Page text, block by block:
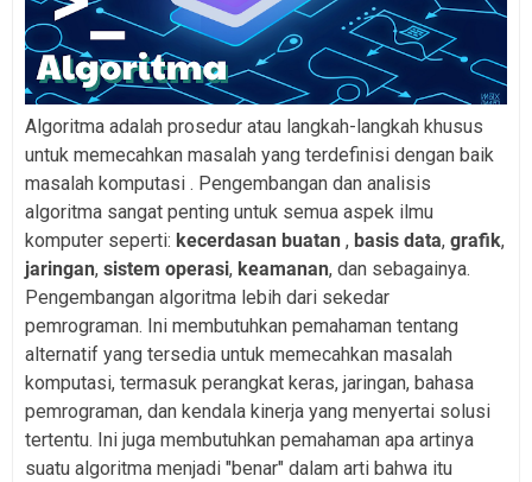
Algoritma adalah prosedur atau langkah-langkah khusus
untuk memecahkan masalah yang terdefinisi dengan baik
masalah komputasi . Pengembangan dan analisis
algoritma sangat penting untuk semua aspek ilmu
komputer seperti: kecerdasan buatan , basis data, grafik,
jaringan, sistem operasi, keamanan, dan sebagainya.
Pengembangan algoritma lebih dari sekedar
pemrograman. Ini membutuhkan pemahaman tentang
alternatif yang tersedia untuk memecahkan masalah
komputasi, termasuk perangkat keras, jaringan, bahasa
pemrograman, dan kendala kinerja yang menyertai solusi
tertentu. Ini juga membutuhkan pemahaman apa artinya
suatu algoritma menjadi "benar" dalam arti bahwa itu